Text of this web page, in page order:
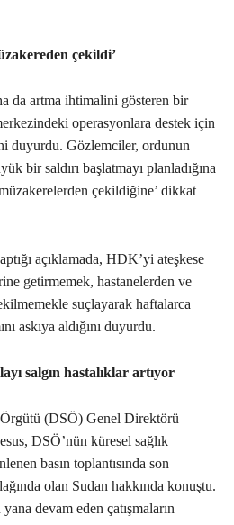
çekildi’
da artma ihtimalini gösteren bir
operasyonlara destek için
duyurdu. Gözlemciler, ordunun
bir saldırı başlatmayı planladığına
çekildiğine’ dikkat
açıklamada, HDK’yi ateşkese
getirmemek, hastanelerden ve
suçlayarak haftalarca
askıya aldığını duyurdu.
salgın hastalıklar artıyor
(DSÖ) Genel Direktörü
DSÖ’nün küresel sağlık
basın toplantısında son
olan Sudan hakkında konuştu.
devam eden çatışmaların